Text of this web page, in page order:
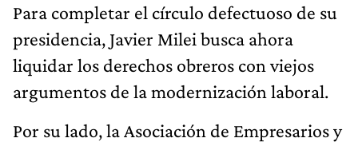
Para completar el círculo defectuoso de su
presidencia, Javier Milei busca ahora
liquidar los derechos obreros con viejos
argumentos de la modernización laboral.
Por su lado, la Asociación de Empresarios y